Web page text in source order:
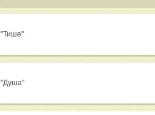
"Тише"
"Душа"